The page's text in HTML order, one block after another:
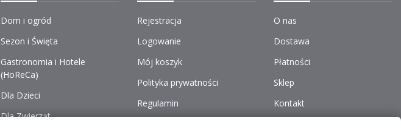
Dom i ogród
Sezon i Święta
Gastronomia i Hotele
(HoReCa)
Dla Dzieci
Dla Zwierząt
Rejestracja
Logowanie
Mój koszyk
Polityka prywatności
Regulamin
O nas
Dostawa
Płatności
Sklep
Kontakt